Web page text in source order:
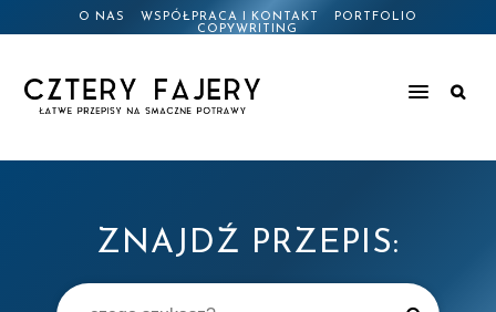
O NAS WSPÓŁPRACA I KONTAKT
PORTFOLIO
COPYWRITING
ZNAJDŹ PRZEPIS: